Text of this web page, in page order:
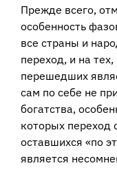
Прежде всего,
особенность
все страны и
переход, и на
перешедших
сам по себе не
богатства,
которых переход
оставшихся «по
является